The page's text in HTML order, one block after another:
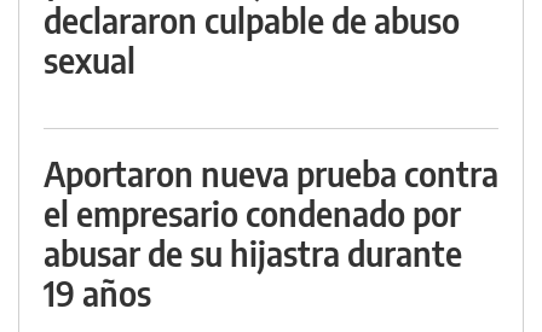
declararon culpable de abuso
sexual
Aportaron nueva prueba contra
el empresario condenado por
abusar de su hijastra durante
19 años